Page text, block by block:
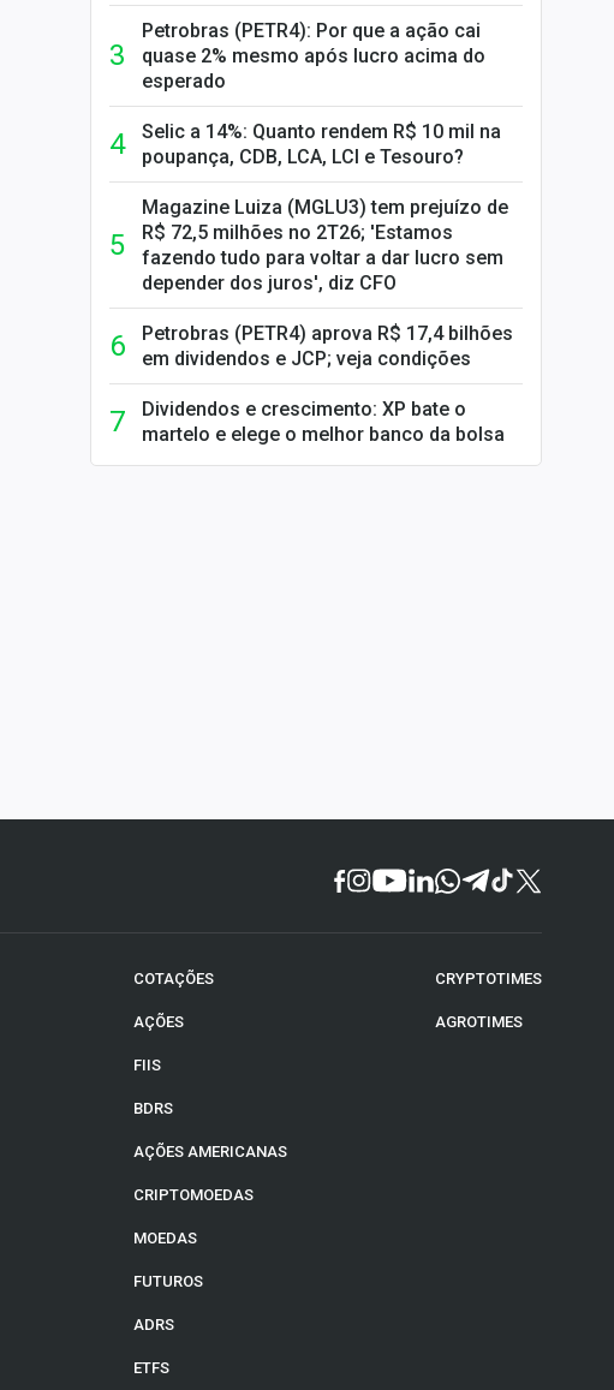
Petrobras (PETR4): Por que a ação cai
quase 2% mesmo após lucro acima do
esperado
Selic a 14%: Quanto rendem R$ 10 mil na
poupança, CDB, LCA, LCI e Tesouro?
Magazine Luiza (MGLU3) tem prejuízo de
R$ 72,5 milhões no 2T26; 'Estamos
fazendo tudo para voltar a dar lucro sem
depender dos juros', diz CFO
Petrobras (PETR4) aprova R$ 17,4 bilhões
em dividendos e JCP; veja condições
Dividendos e crescimento: XP bate o
martelo e elege o melhor banco da bolsa
COTAÇÕES
AÇÕES
FIIS
BDRS
AÇÕES AMERICANAS
CRIPTOMOEDAS
MOEDAS
FUTUROS
ADRS
ETFS
CRYPTOTIMES
AGROTIMES